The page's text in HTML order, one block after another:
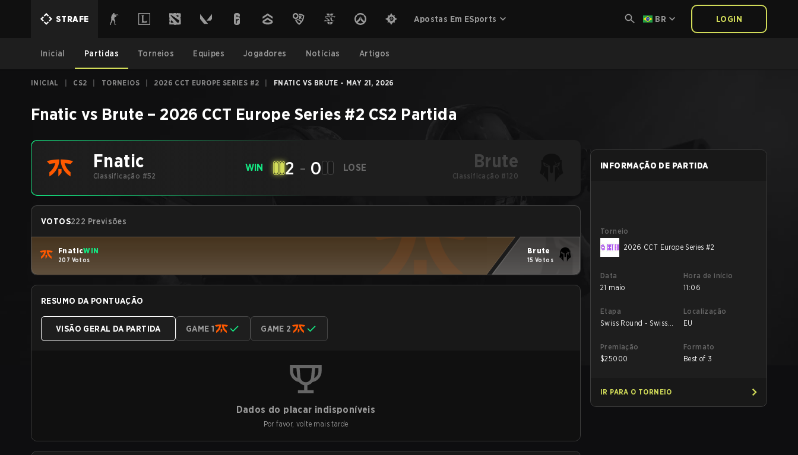
STRAFE Apostas Em ESports BR LOGIN
Inicial Partidas Torneios Equipes Jogadores Notícias Artigos
INICIAL CS2 TORNEIOS 2026 CCT EUROPE SERIES #2 FNATIC VS BRUTE - MAY 21, 2026
Fnatic vs Brute – 2026 CCT Europe Series #2 CS2 Partida
Fnatic
Classificação #52
WIN 2 - 0 LOSE Brute
Classificação #120
VOTOS222 Previsões
FnaticWIN
207 Votos
Brute
15 Votos
RESUMO DA PONTUAÇÃO
VISÃO GERAL DA PARTIDA GAME 1 GAME 2
Dados do placar indisponíveis
Por favor, volte mais tarde
INFORMAÇÃO DE PARTIDA
Torneio
2026 CCT Europe Series #2
Data
21 maio
Hora de início
11:06
Etapa
Swiss Round - Swiss
Localização
EU
Premiação
$25000
Formato
Best of 3
IR PARA O TORNEIO